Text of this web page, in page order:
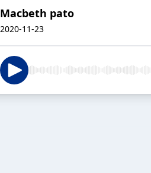
Macbeth pato
2020-11-23